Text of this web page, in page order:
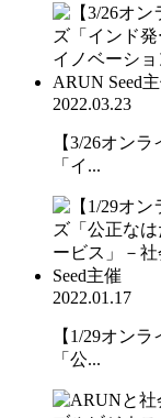
2022.03.23
【3/26オン
「イ...
2022.01.17
【1/29オン
「公...